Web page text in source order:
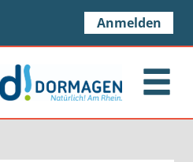
Anmelden